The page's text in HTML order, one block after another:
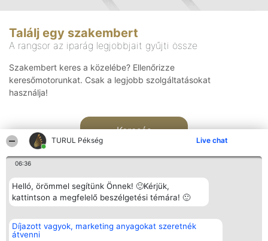
TURUL Pékség Live chat
06:36
Helló, örömmel segítünk Önnek! 🙂Kérjük,
kattintson a megfelelő beszélgetési témára! 🙂
Díjazott vagyok, marketing anyagokat szeretnék
átvenni
Találj egy szakembert
A rangsor az iparág legjobbjait gyűjti össze
Szakembert keres a közelébe? Ellenőrizze
keresőmotorunkat. Csak a legjobb szolgáltatásokat
használja!
Keresés
Rangsorszervező
SC Beautiful Company S.R.L.
Bulevardul Aleea Timișul De
Népszavazás
Nyertesek
Elérhetőség
Elérhetőség